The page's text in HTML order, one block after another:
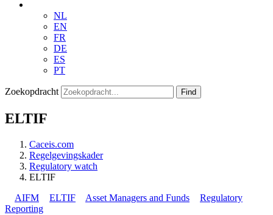
NL
EN
FR
DE
ES
PT
Zoekopdracht Find
ELTIF
Caceis.com
Regelgevingskader
Regulatory watch
ELTIF
AIFM
ELTIF Asset Managers and Funds
Regulatory
Reporting